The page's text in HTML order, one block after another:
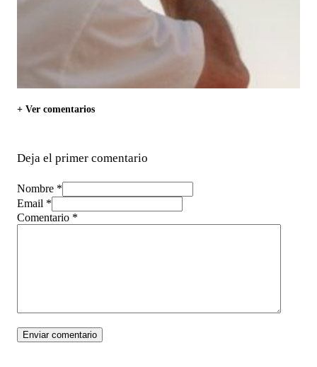
+ Ver comentarios
Deja el primer comentario
Nombre *
Email *
Comentario *